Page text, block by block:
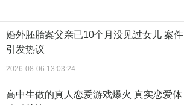
婚外胚胎案父亲已10个月没见过女儿 案件
引发热议
2026-08-06 13:03:24
高中生做的真人恋爱游戏爆火 真实恋爱体